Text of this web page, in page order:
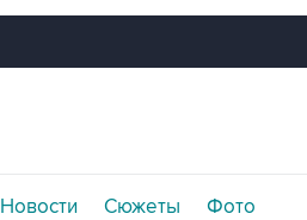
Новости Сюжеты Фото